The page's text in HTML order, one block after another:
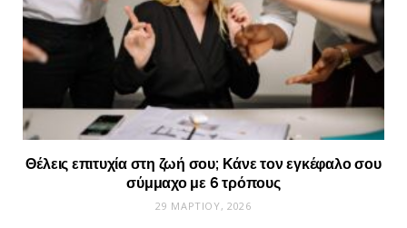
Θέλεις επιτυχία στη ζωή σου; Κάνε τον εγκέφαλο σου
σύμμαχο με 6 τρόπους
29 ΜΑΡΤΊΟΥ, 2026